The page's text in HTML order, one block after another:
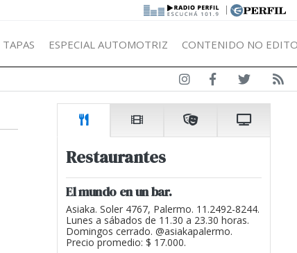
|
TAPAS ESPECIAL AUTOMOTRIZ CONTENIDO NO
Restaurantes
El mundo en un bar.
Asiaka. Soler 4767, Palermo. 11.2492-8244.
Lunes a sábados de 11.30 a 23.30 horas.
Domingos cerrado. @asiakapalermo.
Precio promedio: $ 17.000.